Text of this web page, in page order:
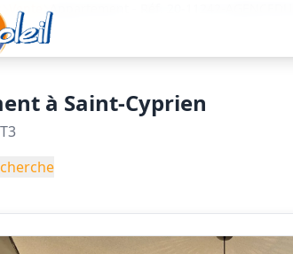
Vente Appartement - Réf. 20-11242-
à Saint-Cyprien